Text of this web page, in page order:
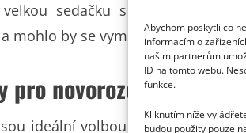
Abychom poskytli co
informacím o
našim partnerům
ID na tomto webu.
funkce.
Kliknutím níže
budou použity pouze
sedačku s tím, že vám
mohlo by se vymstít.
novorozence do 0+
ideální volbou tzv.kolébky